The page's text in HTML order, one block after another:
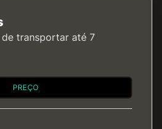
transportar até 7
PREÇO